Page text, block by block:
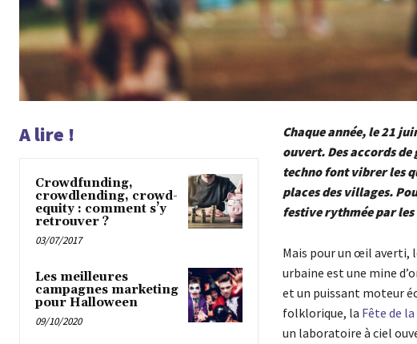
A lire !
Crowdfunding,
crowdlending, crowd-
equity : comment s’y
retrouver ?
03/07/2017
Les meilleures
campagnes marketing
pour Halloween
09/10/2020
Chaque année, le 21
ouvert. Des accords
techno font vibrer les
places des villages.
festive rythmée par
Mais pour un œil averti,
urbaine est une mine
et un puissant moteur
folklorique, la Fête de
un laboratoire à ciel